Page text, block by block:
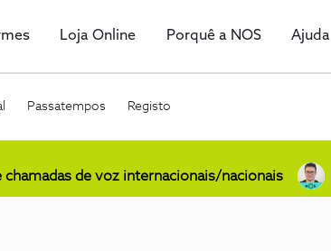
Loja Online Porquê a NOS Ajuda
Passatempos Registo
chamadas de voz internacionais/nacionais